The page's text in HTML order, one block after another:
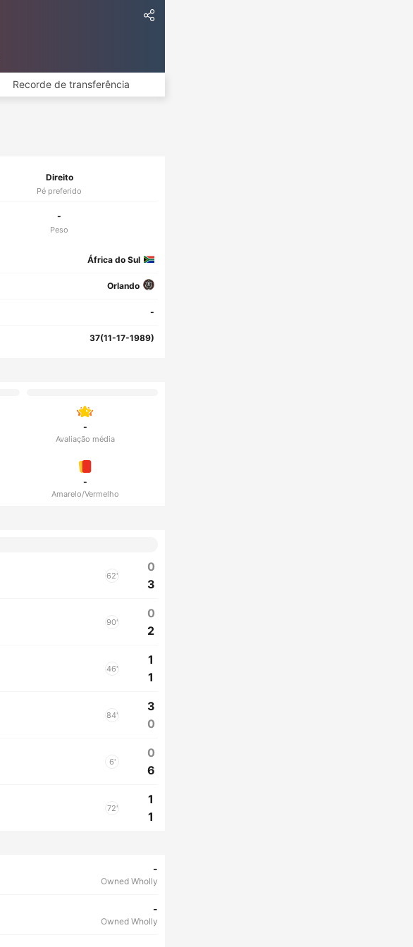
Recorde de transferência
Direito
Pé preferido
-
Peso
África do Sul
Orlando
-
37(11-17-1989)
-
Avaliação média
-
Amarelo/Vermelho
62'
0
3
90'
0
2
46'
1
1
84'
3
0
6'
0
6
72'
1
1
-
Owned Wholly
-
Owned Wholly